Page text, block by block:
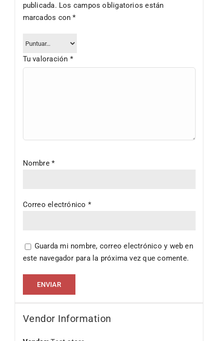
publicada. Los campos obligatorios están
marcados con*
Tu valoración *
Nombre*
Correo electrónico *
Guarda mi nombre, correo electrónico y web en
este navegador para la próxima vez que comente.
Vendor Information